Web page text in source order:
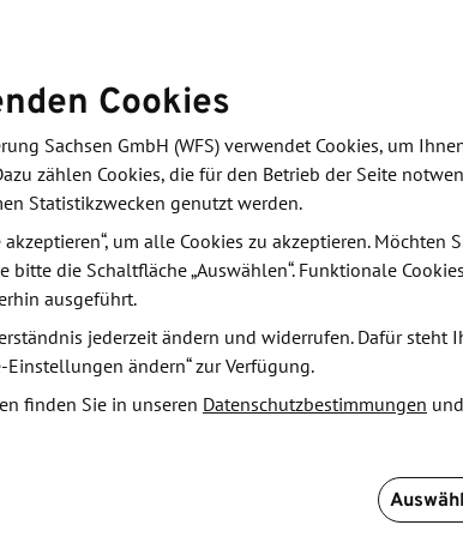
Dresdner Ingenieure schon
ergänzt. Als nächsten Schritt werden wir die
bauen. Mit so einer XENON-Anlage können an
FFP2-Schutzmasken pro Monat gefertigt
Serie produzierten Vliesstoffe einsetzen und
die Masken in sehr hohen Stückzahlen
ist bereits sehr weit fortgeschritten, da
haben und die Entwicklung damit täglich
„Nora light“ geben, Ende Juni dann die
und in einem dritten Schritt die vollständig
Cookies
Sachsen GmbH (WFS) verwendet Cookies, um
zählen Cookies, die für den Betrieb der Seite
Statistikzwecken genutzt werden.
um alle Cookies zu akzeptieren. Möchten
bitte die Schaltfläche „Auswählen“. Funktionale
ausgeführt.
jederzeit ändern und widerrufen. Dafür steht
Einstellungen ändern“ zur Verfügung.
finden Sie in unseren Datenschutzbestimmungen